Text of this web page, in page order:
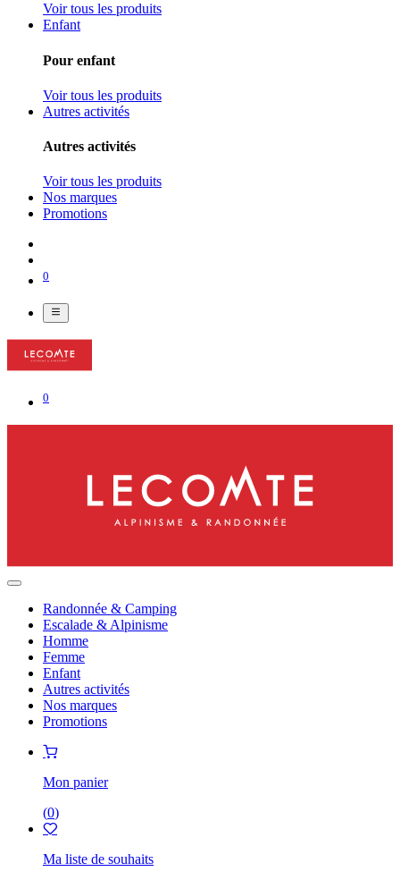
Voir tous les produits
Enfant
Pour enfant
Voir tous les produits
Autres activités
Autres activités
Voir tous les produits
Nos marques
Promotions
0
0
Randonnée & Camping
Escalade & Alpinisme
Homme
Femme
Enfant
Autres activités
Nos marques
Promotions
Mon panier
(0)
Ma liste de souhaits